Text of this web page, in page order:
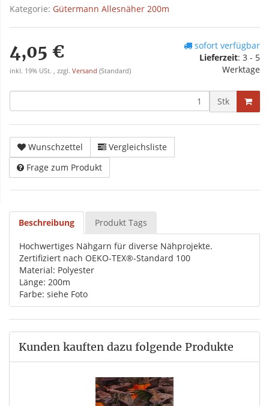
Kategorie: Gütermann Allesnäher 200m
4,05 €
inkl. 19% USt. , zzgl. Versand (Standard)
sofort verfügbar
Lieferzeit: 3 - 5
Werktage
Stk
Wunschzettel
Vergleichsliste
Frage zum Produkt
Beschreibung Produkt Tags
Hochwertiges Nähgarn für diverse Nähprojekte.
Zertifiziert nach OEKO-TEX®-Standard 100
Material: Polyester
Länge: 200m
Farbe: siehe Foto
Kunden kauften dazu folgende Produkte